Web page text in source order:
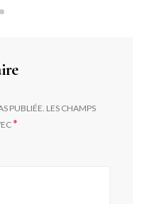
PUBLIÉE. LES CHAMPS
*